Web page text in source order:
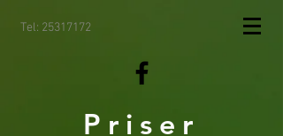
Tel: 25317172
Priser